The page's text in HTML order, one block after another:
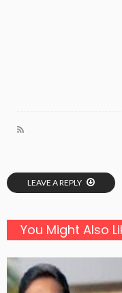
LEAVE A REPLY
You Might Also